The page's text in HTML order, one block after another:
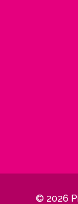
© 2026